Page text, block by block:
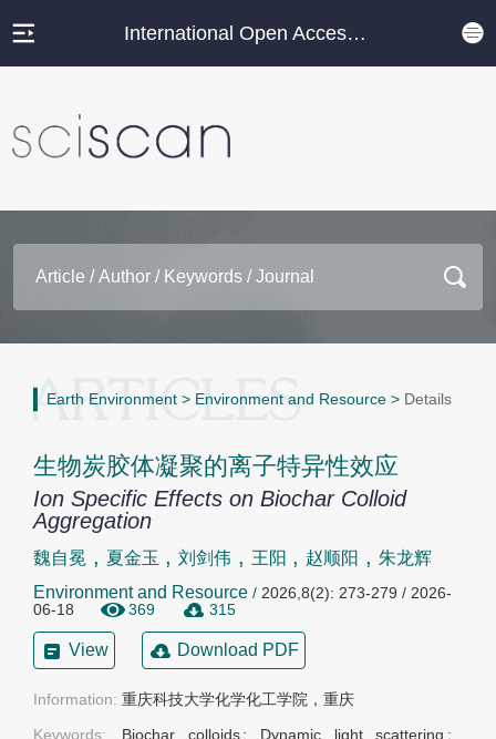
International Open Access Journal Platform
Earth Environment > Environment and Resource > Details
生物炭胶体凝聚的离子特异性效应
Ion Specific Effects on Biochar Colloid
Aggregation
魏自冕 , 夏金玉 ,刘剑伟 , 王阳 , 赵顺阳 , 朱龙辉
Environment and Resource / 2026,8(2): 273-279 / 2026-
06-18
369 315
View Download PDF
Information: 重庆科技大学化学化工学院，重庆
Keywords:
Biochar colloids ; Dynamic light scattering ;